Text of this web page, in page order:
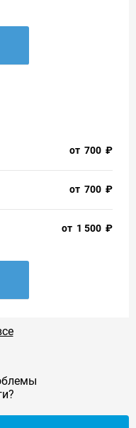
от 700 ₽
от 700 ₽
от 1 500 ₽